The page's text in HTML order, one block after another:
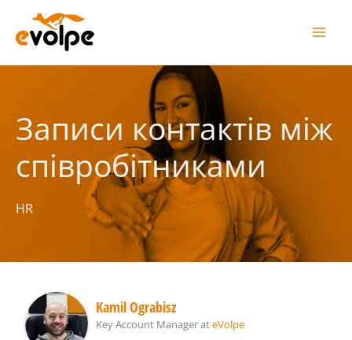
Перейти
Записи контактів між
співробітниками
HR
Kamil Ograbisz
Key Account ManagerateVolpe